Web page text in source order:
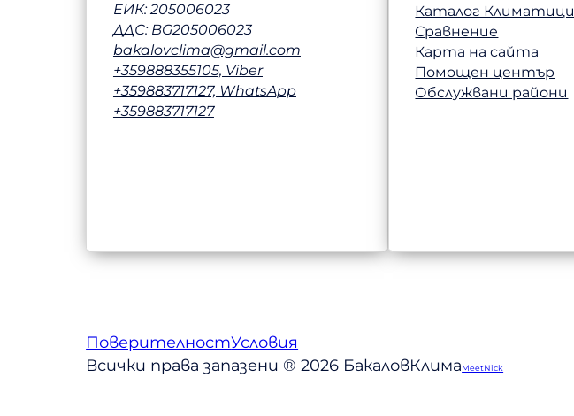
ЕИК: 205006023
ДДС: BG205006023
bakalovclima@gmail.com
+359888355105, Viber
+359883717127, WhatsApp
+359883717127
Каталог Климатици
Сравнение
Карта на сайта
Помощен център
Обслужвани райони
ПоверителностУсловия
Всички права запазени ® 2026 БакаловКлимаMeetNick